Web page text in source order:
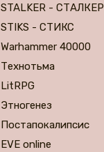
STALKER - СТАЛКЕР
STIKS - СТИКС
Warhammer 40000
Технотьма
LitRPG
Этногенез
Постапокалипсис
EVE online